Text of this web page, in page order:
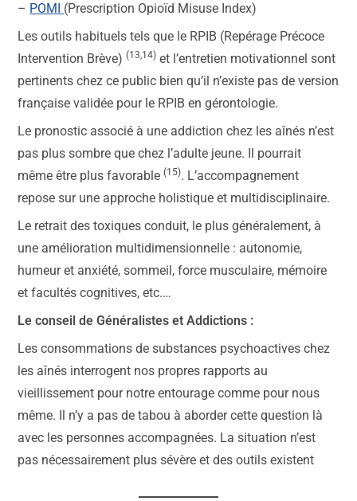
– POMI (Prescription Opioïd Misuse Index)
Les outils habituels tels que le RPIB (Repérage Précoce
Intervention Brève)(13,14) et l’entretien motivationnel sont
pertinents chez ce public bien qu’il n’existe pas de version
française validée pour le RPIB en gérontologie.
Le pronostic associé à une addiction chez les aînés n’est
pas plus sombre que chez l’adulte jeune. Il pourrait
même être plus favorable(15). L’accompagnement
repose sur une approche holistique et multidisciplinaire.
Le retrait des toxiques conduit, le plus généralement, à
une amélioration multidimensionnelle : autonomie,
humeur et anxiété, sommeil, force musculaire, mémoire
et facultés cognitives, etc.…
Le conseil de Généralistes et Addictions :
Les consommations de substances psychoactives chez
les aînés interrogent nos propres rapports au
vieillissement pour notre entourage comme pour nous
même. Il n’y a pas de tabou à aborder cette question là
avec les personnes accompagnées. La situation n’est
pas nécessairement plus sévère et des outils existent